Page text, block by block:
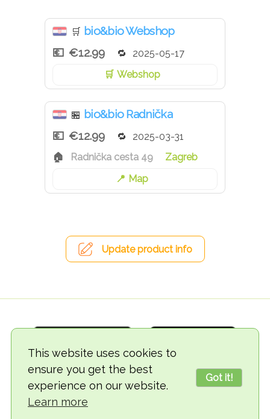
This website uses cookies to
ensure you get the best
experience on our website.
Learn more
Got it!
🛒 bio&bio Webshop
€12.99
2025-05-17
Webshop
🏪 bio&bio Radnička
€12.99
2025-03-31
Radnička cesta 49
Zagreb
Map
Update product info
© 2018-2026 TheVegCat